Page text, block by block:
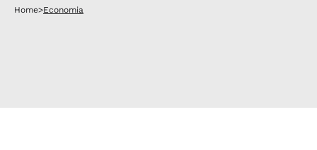
Home>Economia